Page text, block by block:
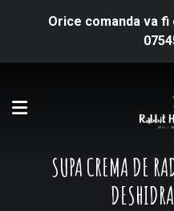
Orice comanda va
SUPA CREMA DE